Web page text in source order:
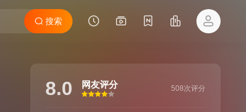
搜索
8.0 网友评分
很差
较差还行推荐力荐
508次评分